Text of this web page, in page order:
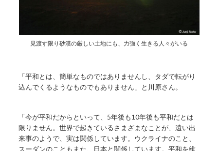
見渡す限り砂漠の厳しい土地にも、力強く生きる人々がいる
「平和とは、簡単なものではありませんし、タダで転がり
込んでくるようなものでもありません」と川原さん。
「今が平和だからといって、5年後も10年後も平和だとは
限りません。世界で起きているさまざまなことが、遠い出
来事のようで、実は関係しています。ウクライナのこと、
スーダンのこともまた、日本と関係しています。平和を維